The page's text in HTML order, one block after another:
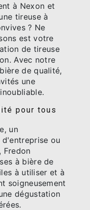
à Nexon et
tireuse à
? Ne
est votre
de tireuse
Avec notre
de qualité,
une
pour tous
un
d'entreprise ou
à bière de
à utiliser et à
soigneusement
dégustation